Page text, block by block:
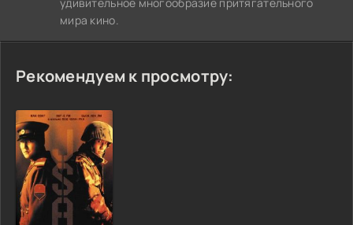
мира кино.
Рекомендуем к просмотру: